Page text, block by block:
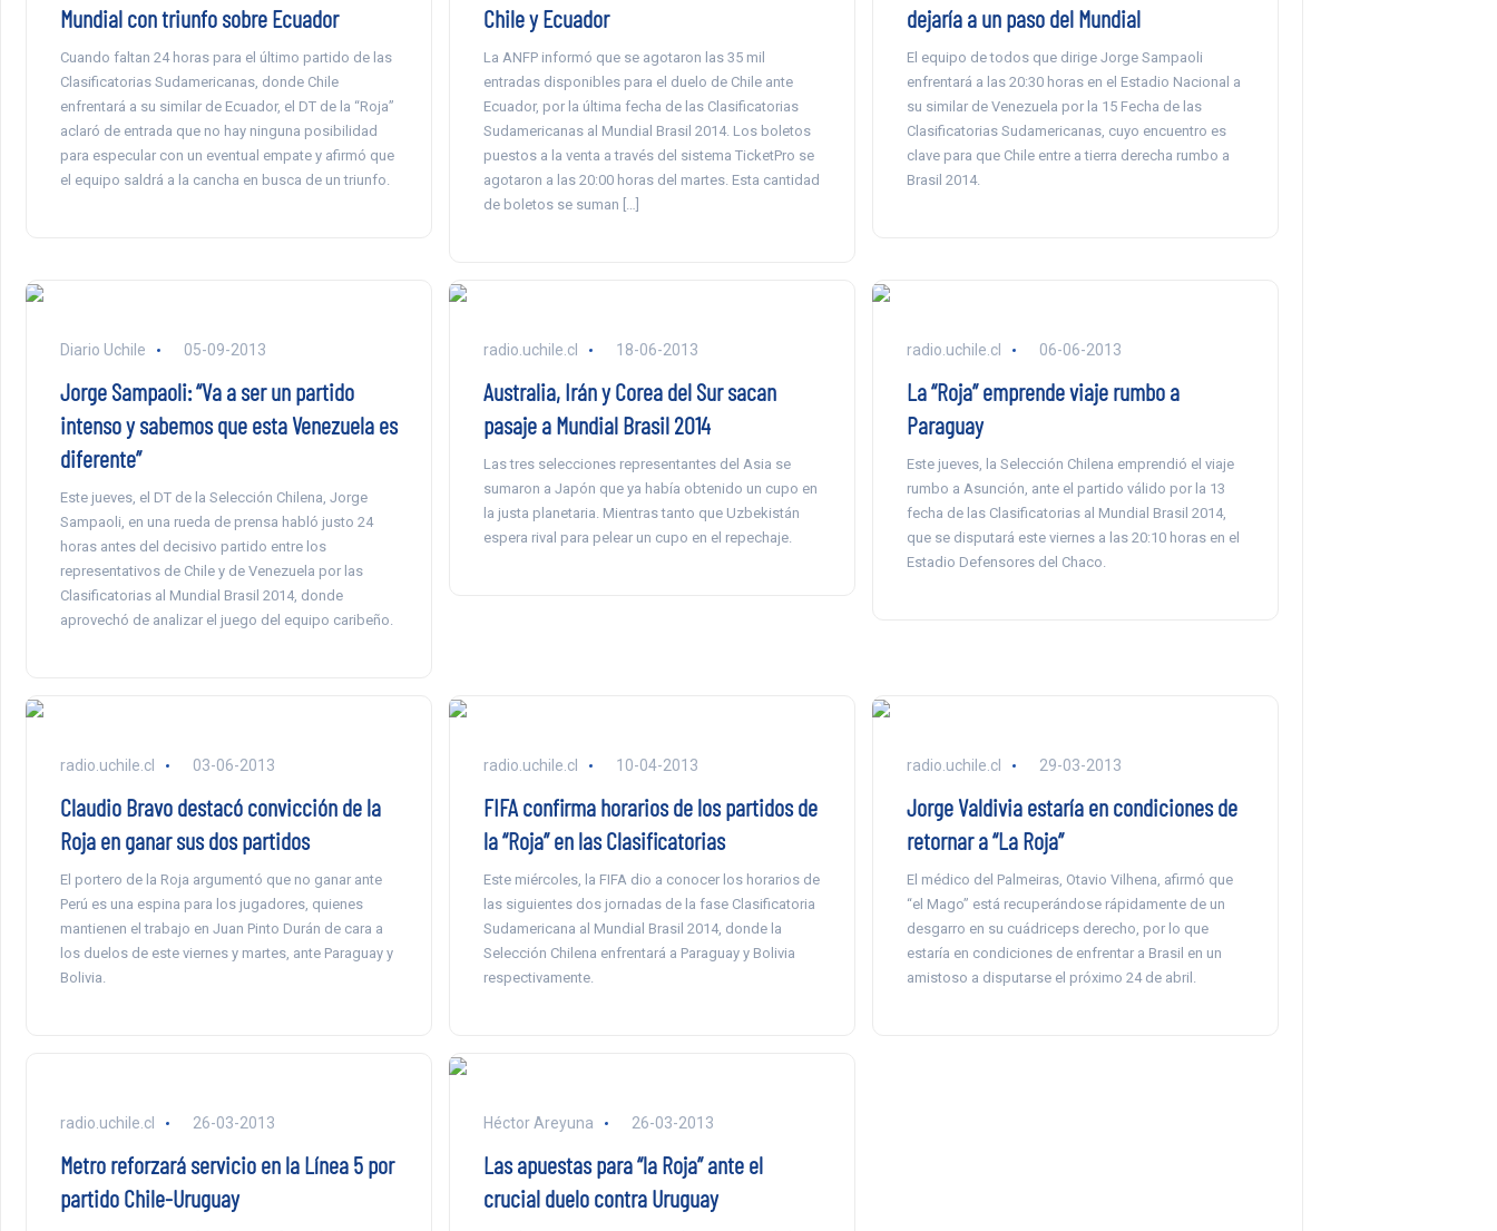
Mundial con triunfo sobre Ecuador
Cuando faltan 24 horas para el último partido de las
Clasificatorias Sudamericanas, donde Chile
enfrentará a su similar de Ecuador, el DT de la “Roja”
aclaró de entrada que no hay ninguna posibilidad
para especular con un eventual empate y afirmó que
el equipo saldrá a la cancha en busca de un triunfo.
Chile y Ecuador
La ANFP informó que se agotaron las 35 mil
entradas disponibles para el duelo de Chile ante
Ecuador, por la última fecha de las Clasificatorias
Sudamericanas al Mundial Brasil 2014. Los boletos
puestos a la venta a través del sistema TicketPro se
agotaron a las 20:00 horas del martes. Esta cantidad
de boletos se suman […]
dejaría a un paso del Mundial
El equipo de todos que dirige Jorge Sampaoli
enfrentará a las 20:30 horas en el Estadio Nacional a
su similar de Venezuela por la 15 Fecha de las
Clasificatorias Sudamericanas, cuyo encuentro es
clave para que Chile entre a tierra derecha rumbo a
Brasil 2014.
Diario Uchile 05-09-2013
Jorge Sampaoli: “Va a ser un partido
intenso y sabemos que esta Venezuela es
diferente”
Este jueves, el DT de la Selección Chilena, Jorge
Sampaoli, en una rueda de prensa habló justo 24
horas antes del decisivo partido entre los
representativos de Chile y de Venezuela por las
Clasificatorias al Mundial Brasil 2014, donde
aprovechó de analizar el juego del equipo caribeño.
radio.uchile.cl 18-06-2013
Australia, Irán y Corea del Sur sacan
pasaje a Mundial Brasil 2014
Las tres selecciones representantes del Asia se
sumaron a Japón que ya había obtenido un cupo en
la justa planetaria. Mientras tanto que Uzbekistán
espera rival para pelear un cupo en el repechaje.
radio.uchile.cl 06-06-2013
La “Roja” emprende viaje rumbo a
Paraguay
Este jueves, la Selección Chilena emprendió el viaje
rumbo a Asunción, ante el partido válido por la 13
fecha de las Clasificatorias al Mundial Brasil 2014,
que se disputará este viernes a las 20:10 horas en el
Estadio Defensores del Chaco.
radio.uchile.cl 03-06-2013
Claudio Bravo destacó convicción de la
Roja en ganar sus dos partidos
El portero de la Roja argumentó que no ganar ante
Perú es una espina para los jugadores, quienes
mantienen el trabajo en Juan Pinto Durán de cara a
los duelos de este viernes y martes, ante Paraguay y
Bolivia.
radio.uchile.cl 10-04-2013
FIFA confirma horarios de los partidos de
la “Roja” en las Clasificatorias
Este miércoles, la FIFA dio a conocer los horarios de
las siguientes dos jornadas de la fase Clasificatoria
Sudamericana al Mundial Brasil 2014, donde la
Selección Chilena enfrentará a Paraguay y Bolivia
respectivamente.
radio.uchile.cl 29-03-2013
Jorge Valdivia estaría en condiciones de
retornar a “La Roja”
El médico del Palmeiras, Otavio Vilhena, afirmó que
“el Mago” está recuperándose rápidamente de un
desgarro en su cuádriceps derecho, por lo que
estaría en condiciones de enfrentar a Brasil en un
amistoso a disputarse el próximo 24 de abril.
radio.uchile.cl 26-03-2013
Metro reforzará servicio en la Línea 5 por
partido Chile-Uruguay
Héctor Areyuna 26-03-2013
Las apuestas para “la Roja” ante el
crucial duelo contra Uruguay